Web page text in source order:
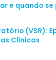
e quando
(VSR):
Clínicas